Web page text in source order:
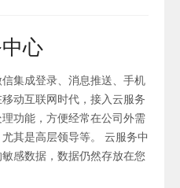
心
集成登录、消息推送、手机
动互联网时代，接入云服务
功能，方便经常在公司外需
其是高层领导等。 云服务中
感数据，数据仍然存放在您